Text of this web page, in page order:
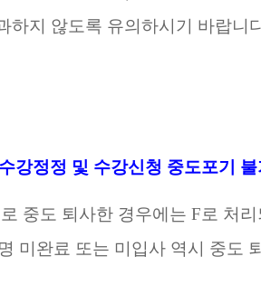
하지 않도록 유의하시기 바랍니
강정정 및 수강신청 중도포기 불
중도 퇴사한 경우에는 F로 처
미완료 또는 미입사 역시 중도